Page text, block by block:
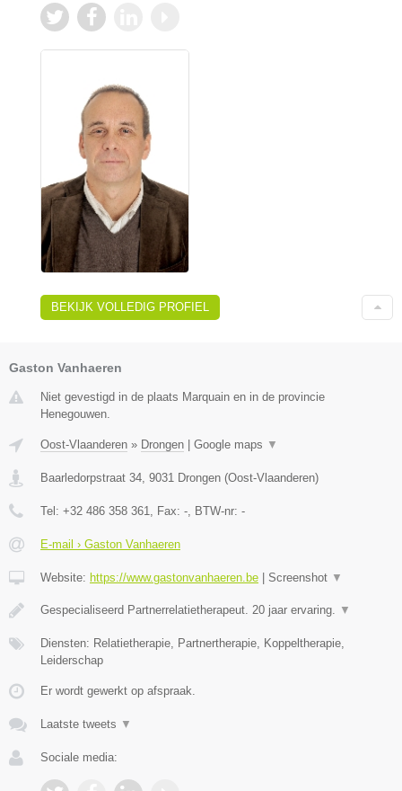
BEKIJK VOLLEDIG PROFIEL
Gaston Vanhaeren
Niet gevestigd in de plaats Marquain en in de provincie
Henegouwen.
Oost-Vlaanderen » Drongen Google maps ▼
Baarledorpstraat 34, 9031 Drongen (Oost-Vlaanderen)
Tel: +32 486 358 361, Fax: -, BTW-nr: -
E-mail › Gaston Vanhaeren
Website: https://www.gastonvanhaeren.be Screenshot ▼
Gespecialiseerd Partnerrelatietherapeut. 20 jaar ervaring. ▼
Diensten: Relatietherapie, Partnertherapie, Koppeltherapie,
Leiderschap
Er wordt gewerkt op afspraak.
Laatste tweets ▼
Sociale media: